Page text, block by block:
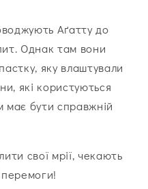
Аґатту до
Однак там вони
яку влаштували
які користуються
бути справжній
свої мрії, чекають